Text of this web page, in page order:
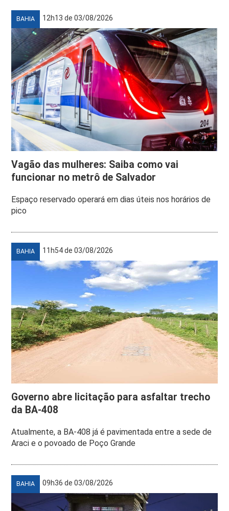
BAHIA 12h13 de 03/08/2026
Vagão das mulheres: Saiba como vai
funcionar no metrô de Salvador
Espaço reservado operará em dias úteis nos horários de
pico
BAHIA 11h54 de 03/08/2026
Governo abre licitação para asfaltar trecho
da BA-408
Atualmente, a BA-408 já é pavimentada entre a sede de
Araci e o povoado de Poço Grande
BAHIA 09h36 de 03/08/2026